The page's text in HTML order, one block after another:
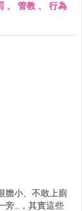
、 管教 、 行為
膽小、不敢上廁
旁…，其實這些